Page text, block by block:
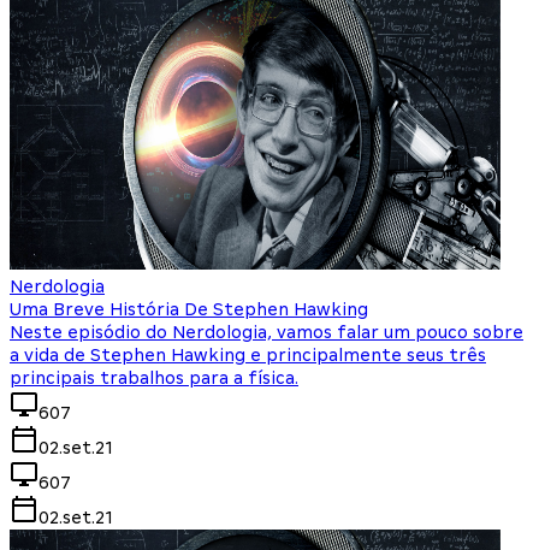
Nerdologia
Uma Breve História De Stephen Hawking
Neste episódio do Nerdologia, vamos falar um pouco sobre
a vida de Stephen Hawking e principalmente seus três
principais trabalhos para a física.
607
02.set.21
607
02.set.21